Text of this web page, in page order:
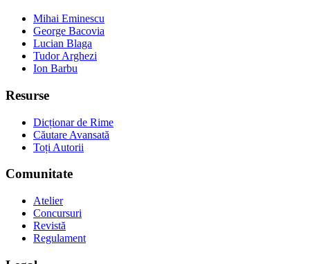
Mihai Eminescu
George Bacovia
Lucian Blaga
Tudor Arghezi
Ion Barbu
Resurse
Dicționar de Rime
Căutare Avansată
Toți Autorii
Comunitate
Atelier
Concursuri
Revistă
Regulament